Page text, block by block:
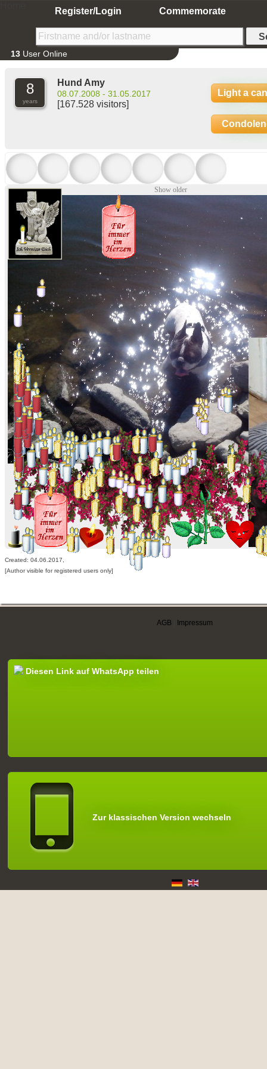
Register/Login Commemorate
13 User Online
8
years
Hund Amy
08.07.2008 - 31.05.2017
[167.528 visitors]
Light a
Show older
Created: 04.06.2017,
[Author visible for registered users only]
AGB Impressum
Diesen Link auf WhatsApp teilen
Zur klassischen Version wechseln